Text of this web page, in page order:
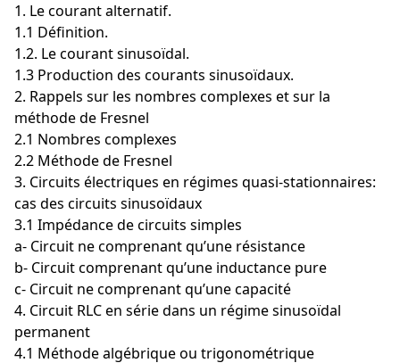
1. Le courant alternatif.
1.1 Définition.
1.2. Le courant sinusoïdal.
1.3 Production des courants sinusoïdaux.
2. Rappels sur les nombres complexes et sur la
méthode de Fresnel
2.1 Nombres complexes
2.2 Méthode de Fresnel
3. Circuits électriques en régimes quasi-stationnaires:
cas des circuits sinusoïdaux
3.1 Impédance de circuits simples
a- Circuit ne comprenant qu’une résistance
b- Circuit comprenant qu’une inductance pure
c- Circuit ne comprenant qu’une capacité
4. Circuit RLC en série dans un régime sinusoïdal
permanent
4.1 Méthode algébrique ou trigonométrique